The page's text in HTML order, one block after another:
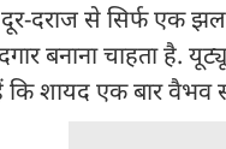
दराज से सिर्फ एक
बनाना चाहता है.
कि शायद एक बार